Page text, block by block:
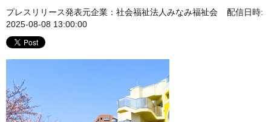
プレスリリース発表元企業： 社会福祉法人みなみ福祉会
配信日時:
2025-08-08 13:00:00